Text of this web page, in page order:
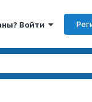
Войти